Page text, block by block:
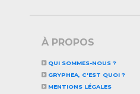
À PROPOS
QUI SOMMES-NOUS ?
GRYPHEA, C'EST QUOI ?
MENTIONS LÉGALES